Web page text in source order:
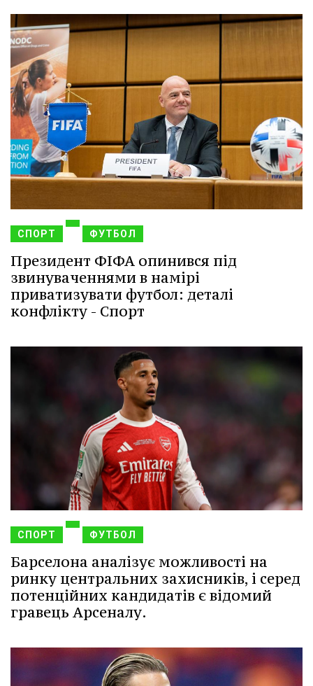
СПОРТ ФУТБОЛ
Президент ФІФА опинився під
звинуваченнями в намірі
приватизувати футбол: деталі
конфлікту - Спорт
СПОРТ ФУТБОЛ
Барселона аналізує можливості на
ринку центральних захисників, і серед
потенційних кандидатів є відомий
гравець Арсеналу.